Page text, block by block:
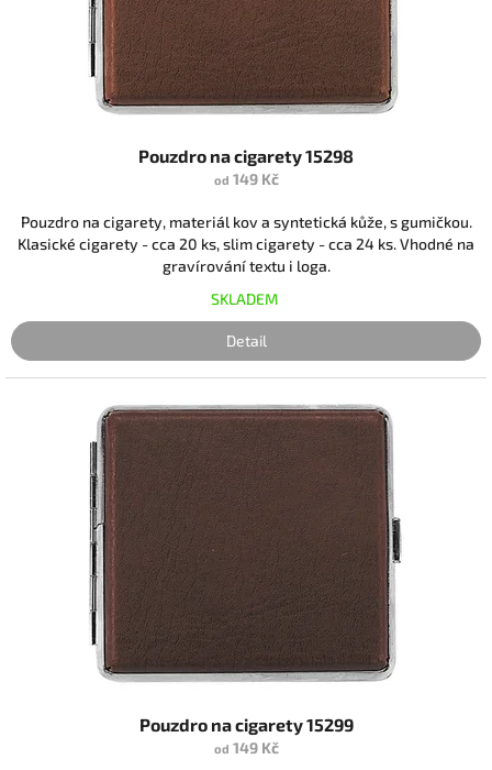
Pouzdro na cigarety 15298
od 149 Kč
Pouzdro na cigarety, materiál kov a syntetická kůže, s gumičkou.
Klasické cigarety - cca 20 ks, slim cigarety - cca 24 ks. Vhodné na
gravírování textu i loga.
SKLADEM
Detail
Pouzdro na cigarety 15299
od 149 Kč